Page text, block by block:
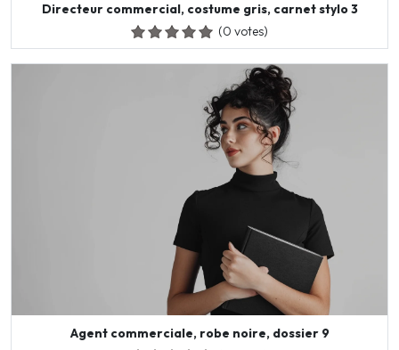
Directeur commercial, costume gris, carnet stylo 3
(0 votes)
Agent commerciale, robe noire, dossier 9